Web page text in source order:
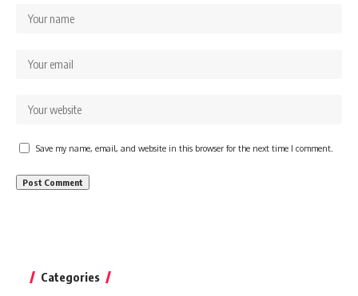
Save my name, email, and website in this browser for the next time I comment.
Categories